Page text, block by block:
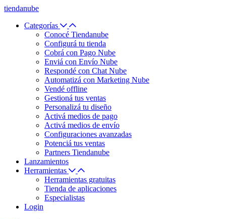
tiendanube
Categorías
Conocé Tiendanube
Configurá tu tienda
Cobrá con Pago Nube
Enviá con Envío Nube
Respondé con Chat Nube
Automatizá con Marketing Nube
Vendé offline
Gestioná tus ventas
Personalizá tu diseño
Activá medios de pago
Activá medios de envío
Configuraciones avanzadas
Potenciá tus ventas
Partners Tiendanube
Lanzamientos
Herramientas
Herramientas gratuitas
Tienda de aplicaciones
Especialistas
Login